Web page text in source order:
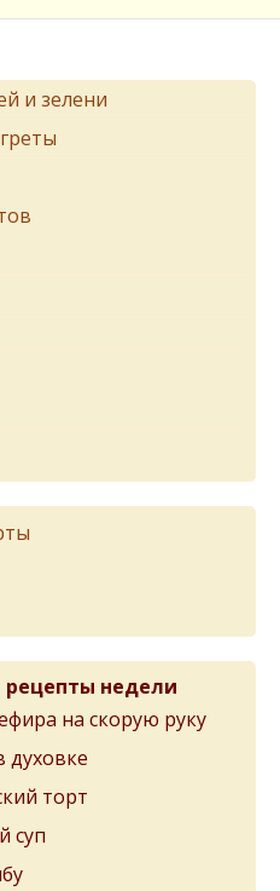
и зелени
недели
на скорую руку
духовке
торт
суп